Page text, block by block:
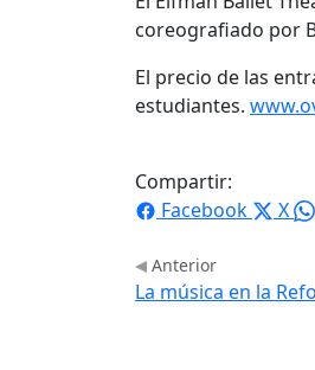
coreografiado por
El precio de las
estudiantes.
Compartir:
Facebook
X
Anterior
La música en la